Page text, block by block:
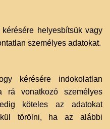
helyesbítsük vagy
személyes adatokat.
kérésére indokolatlan
rá vonatkozó személyes
köteles az adatokat
törölni, ha az alábbi